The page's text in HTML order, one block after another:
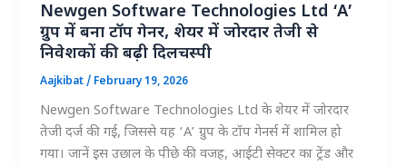
Newgen Software Technologies Ltd ‘A’
ग्रुप में बना टॉप गेनर, शेयर में जोरदार तेजी से
निवेशकों की बढ़ी दिलचस्पी
Aajkibat/ February 19, 2026
Newgen Software Technologies Ltd के शेयर में जोरदार
तेजी दर्ज की गई, जिससे यह ‘A’ ग्रुप के टॉप गेनर्स में शामिल हो
गया। जानें इस उछाल के पीछे की वजह, आईटी सेक्टर का ट्रेंड और